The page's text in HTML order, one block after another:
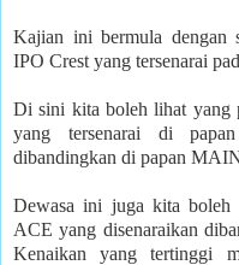
Kajian ini bermula dengan
IPO Crest yang tersenarai
Di sini kita boleh lihat yang
yang tersenarai di
dibandingkan di papan
Dewasa ini juga kita boleh
ACE yang disenaraikan
Kenaikan yang tertinggi